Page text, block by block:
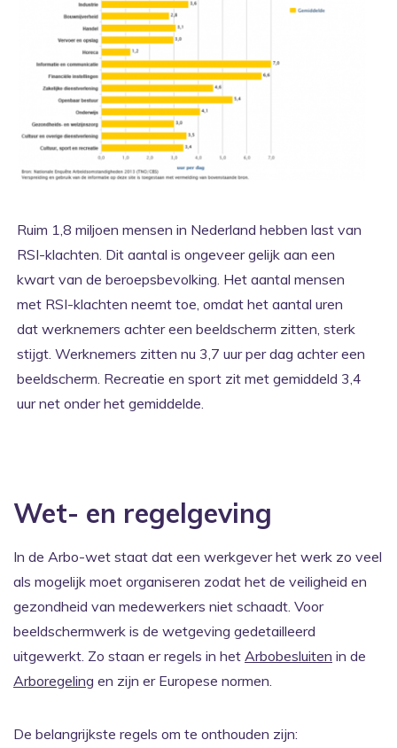
Ruim 1,8 miljoen mensen in Nederland hebben last van
RSI-klachten. Dit aantal is ongeveer gelijk aan een
kwart van de beroepsbevolking. Het aantal mensen
met RSI-klachten neemt toe, omdat het aantal uren
dat werknemers achter een beeldscherm zitten, sterk
stijgt. Werknemers zitten nu 3,7 uur per dag achter een
beeldscherm. Recreatie en sport zit met gemiddeld 3,4
uur net onder het gemiddelde.
Wet- en regelgeving
In de Arbo-wet staat dat een werkgever het werk zo veel
als mogelijk moet organiseren zodat het de veiligheid en
gezondheid van medewerkers niet schaadt. Voor
beeldschermwerk is de wetgeving gedetailleerd
uitgewerkt. Zo staan er regels in het Arbobesluiten in de
Arboregeling en zijn er Europese normen.
De belangrijkste regels om te onthouden zijn: